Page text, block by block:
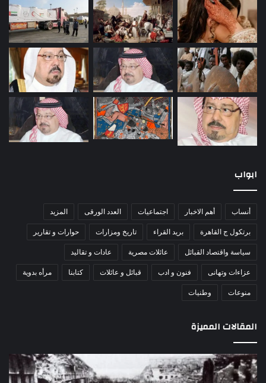
ابواب
أنساب أهم الاخبار اجتماعيات العدد الورقى المزيد
برتكول ج القاهرة بريد القراء تاريخ ومزارات حوارات و تقارير
سياسة واقتصاد القبائل عائلات مصرية عادات و تقاليد
عزاءات وتهانى فنون و ادب قبائل و عائلات كتابنا مرأه بدوية
منوعات وطنيات
المقالات المميزة
اللواء
دكتور